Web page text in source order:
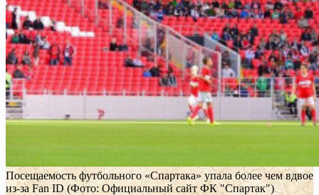
Посещаемость футбольного «Спартака» упала более чем вдвое
из-за Fan ID (Фото: Официальный сайт ФК "Спартак")